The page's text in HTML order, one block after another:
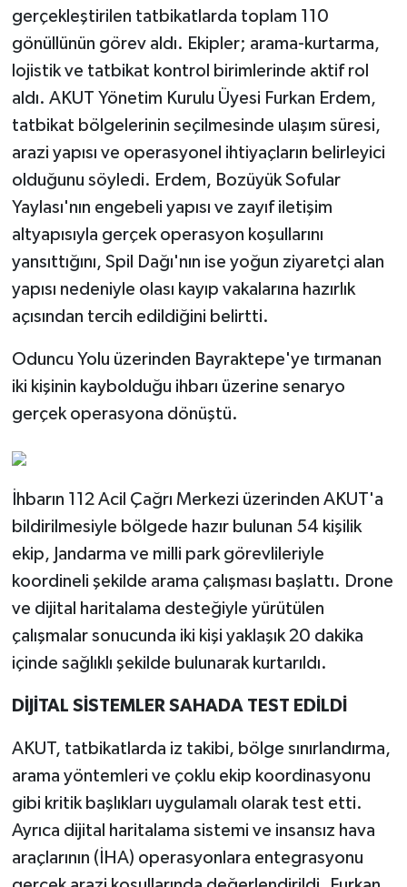
gerçekleştirilen tatbikatlarda toplam 110
gönüllünün görev aldı. Ekipler; arama-kurtarma,
lojistik ve tatbikat kontrol birimlerinde aktif rol
aldı. AKUT Yönetim Kurulu Üyesi Furkan Erdem,
tatbikat bölgelerinin seçilmesinde ulaşım süresi,
arazi yapısı ve operasyonel ihtiyaçların belirleyici
olduğunu söyledi. Erdem, Bozüyük Sofular
Yaylası'nın engebeli yapısı ve zayıf iletişim
altyapısıyla gerçek operasyon koşullarını
yansıttığını, Spil Dağı'nın ise yoğun ziyaretçi alan
yapısı nedeniyle olası kayıp vakalarına hazırlık
açısından tercih edildiğini belirtti.
Oduncu Yolu üzerinden Bayraktepe'ye tırmanan
iki kişinin kaybolduğu ihbarı üzerine senaryo
gerçek operasyona dönüştü.
İhbarın 112 Acil Çağrı Merkezi üzerinden AKUT'a
bildirilmesiyle bölgede hazır bulunan 54 kişilik
ekip, Jandarma ve milli park görevlileriyle
koordineli şekilde arama çalışması başlattı. Drone
ve dijital haritalama desteğiyle yürütülen
çalışmalar sonucunda iki kişi yaklaşık 20 dakika
içinde sağlıklı şekilde bulunarak kurtarıldı.
DİJİTAL SİSTEMLER SAHADA TEST EDİLDİ
AKUT, tatbikatlarda iz takibi, bölge sınırlandırma,
arama yöntemleri ve çoklu ekip koordinasyonu
gibi kritik başlıkları uygulamalı olarak test etti.
Ayrıca dijital haritalama sistemi ve insansız hava
araçlarının (İHA) operasyonlara entegrasyonu